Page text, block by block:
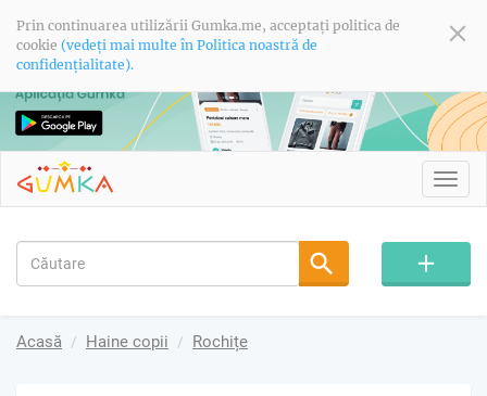
Prin continuarea utilizării Gumka.me, acceptați politica de
cookie (vedeți mai multe în Politica noastră de
confidențialitate).
Acasă Haine copii Rochițe